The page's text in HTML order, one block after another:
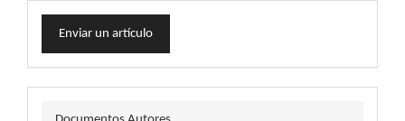
Enviar
unEnviar un artículo
docautor